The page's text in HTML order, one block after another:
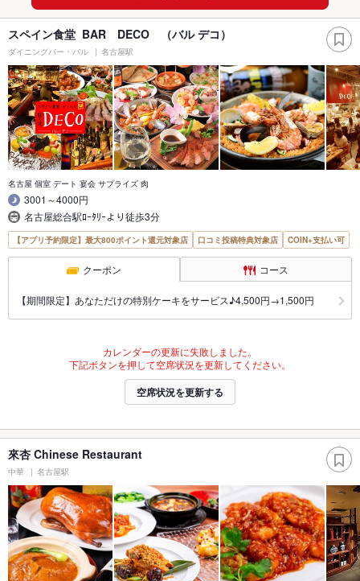
スペイン食堂 BAR DECO （バル デコ）
ダイニングバー・バル 名古屋駅
名古屋 個室 デート 宴会 サプライズ 肉
3001～4000円
名古屋総合駅ﾛｰﾀﾘｰより徒歩3分
【アプリ予約限定】最大800ポイント還元対象店 口コミ投稿特典対象店 COIN+支払い可
クーポン コース
【期間限定】あなただけの特別ケーキをサービス♪4,500円→1,500円
カレンダーの更新に失敗しました。
下記ボタンを押して空席状況を更新してください。
空席状況を更新する
來杏 Chinese Restaurant
中華 名古屋駅